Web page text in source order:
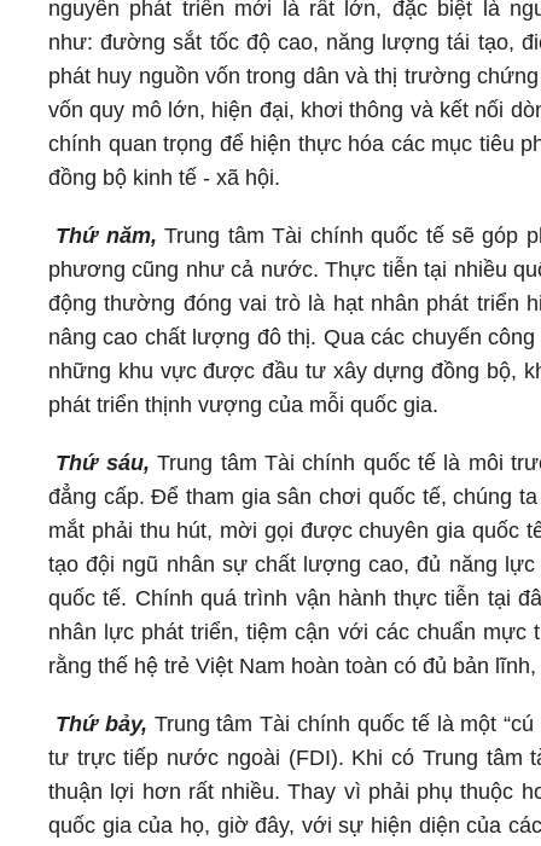
nguyên phát triển mới là rất lớn, đặc biệt là
như: đường sắt tốc độ cao, năng lượng tái tạo,
phát huy nguồn vốn trong dân và thị trường
vốn quy mô lớn, hiện đại, khơi thông và kết nối
chính quan trọng để hiện thực hóa các mục tiêu
đồng bộ kinh tế - xã hội.
Thứ năm, Trung tâm Tài chính quốc tế sẽ góp
phương cũng như cả nước. Thực tiễn tại nhiều
động thường đóng vai trò là hạt nhân phát triển
nâng cao chất lượng đô thị. Qua các chuyến
những khu vực được đầu tư xây dựng đồng bộ,
phát triển thịnh vượng của mỗi quốc gia.
Thứ sáu,Trung tâm Tài chính quốc tế là môi
đẳng cấp. Để tham gia sân chơi quốc tế, chúng
mắt phải thu hút, mời gọi được chuyên gia quốc
tạo đội ngũ nhân sự chất lượng cao, đủ năng
quốc tế. Chính quá trình vận hành thực tiễn tại
nhân lực phát triển, tiệm cận với các chuẩn
rằng thế hệ trẻ Việt Nam hoàn toàn có đủ bản
Thứ bảy, Trung tâm Tài chính quốc tế là một
tư trực tiếp nước ngoài (FDI). Khi có Trung tâm
thuận lợi hơn rất nhiều. Thay vì phải phụ thuộc
quốc gia của họ, giờ đây, với sự hiện diện của